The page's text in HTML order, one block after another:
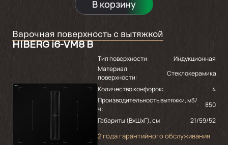
В корзину
Варочная поверхность с вытяжкой
HIBERG i6-VM8 B
Тип поверхности:
Индукционная
Материал
поверхности:
Стеклокерамика
Количество конфорок:
4
Производительность вытяжки, м3/
ч:
850
Габариты (ВхШхГ), см
21/59/52
2 года гарантийного обслуживания